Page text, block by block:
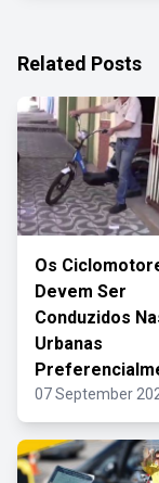
Related Posts
Os
Devem Ser
Conduzidos
Urbanas
07 September